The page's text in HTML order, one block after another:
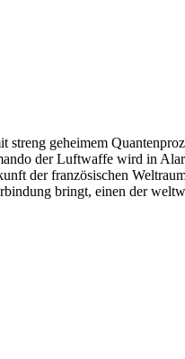
geheimem
der Luftwaffe wird in
der französischen
bringt, einen der